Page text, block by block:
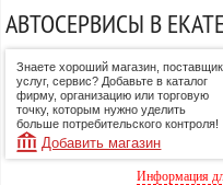
АВТОСЕРВИСЫ В
Знаете хороший магазин,
услуг, сервис? Добавьте в каталог
фирму, организацию или торговую
точку, которым нужно уделить
больше потребительского контроля!
Добавить магазин
Информация